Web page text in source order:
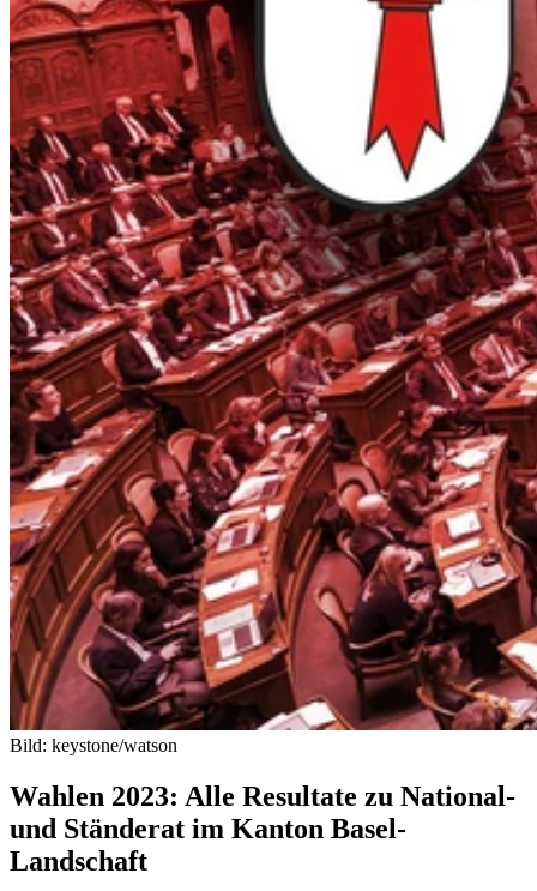
Bild: keystone/watson
Wahlen 2023: Alle Resultate zu National-
und Ständerat im Kanton Basel-
Landschaft